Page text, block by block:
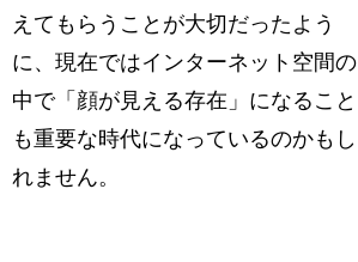
えてもらうことが大切だったよう
に、現在ではインターネット空間の
中で「顔が見える存在」になること
も重要な時代になっているのかもし
れません。